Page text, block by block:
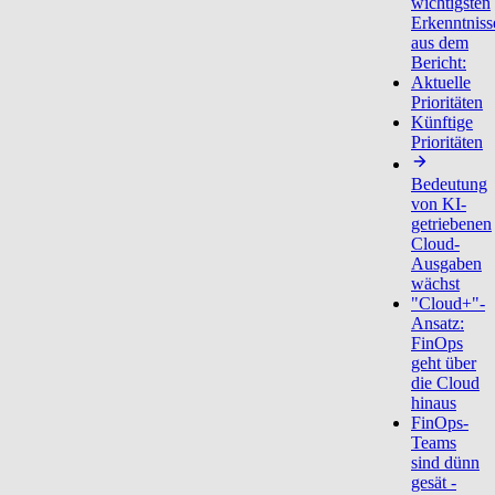
aus dem
Bericht:
Aktuelle
Prioritäten
Künftige
Prioritäten
Bedeutung
von KI-
getriebenen
Cloud-
Ausgaben
wächst
"Cloud+"-
Ansatz:
FinOps
geht über
die Cloud
hinaus
FinOps-
Teams
sind dünn
gesät -